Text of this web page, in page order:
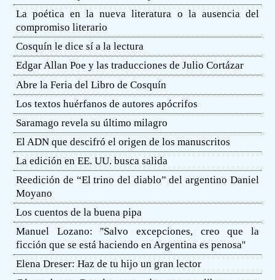
La poética en la nueva literatura o la ausencia del
compromiso literario
Cosquín le dice sí a la lectura
Edgar Allan Poe y las traducciones de Julio Cortázar
Abre la Feria del Libro de Cosquín
Los textos huérfanos de autores apócrifos
Saramago revela su último milagro
El ADN que descifró el origen de los manuscritos
La edición en EE. UU. busca salida
Reedición de “El trino del diablo” del argentino Daniel
Moyano
Los cuentos de la buena pipa
Manuel Lozano: ''Salvo excepciones, creo que la
ficción que se está haciendo en Argentina es penosa''
Elena Dreser: Haz de tu hijo un gran lector